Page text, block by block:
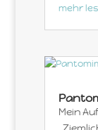
mehr
Mein